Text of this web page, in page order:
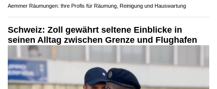
Aemmer Räumungen: Ihre Profis für Räumung, Reinigung und Hauswartung
Schweiz: Zoll gewährt seltene Einblicke in
seinen Alltag zwischen Grenze und Flughafen